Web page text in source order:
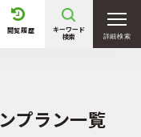
詳細検索
閲覧履歴
キーワード
検索
プラン一覧